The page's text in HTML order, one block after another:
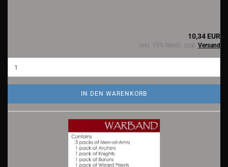
10,34 EUR
inkl. 19% MwSt. zzgl. Versand
IN DEN WARENKORB